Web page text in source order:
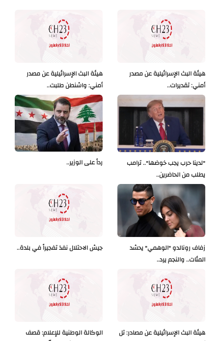
هيئة البث الإسرائيلية عن مصدر
أمني: واشنطن طلبت..
هيئة البث الإسرائيلية عن مصدر
أمني: تقديرات..
رداً على الوزير..
"لدينا حرب يجب خوضها".. ترامب
يطلب من الحاضرين..
جيش الاحتلال نفذ تفجيراً في بلدة..
زفاف رونالدو "الوهمي" يحشد
المئات.. والنجم يرد..
الوكالة الوطنية للإعلام: قصف
هيئة البث الإسرائيلية عن مصادر: تل